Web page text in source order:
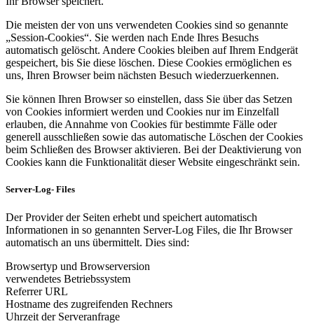
Die meisten der von uns verwendeten Cookies sind so genannte
„Session-Cookies“. Sie werden nach Ende Ihres Besuchs
automatisch gelöscht. Andere Cookies bleiben auf Ihrem Endgerät
gespeichert, bis Sie diese löschen. Diese Cookies ermöglichen es
uns, Ihren Browser beim nächsten Besuch wiederzuerkennen.
Sie können Ihren Browser so einstellen, dass Sie über das Setzen
von Cookies informiert werden und Cookies nur im Einzelfall
erlauben, die Annahme von Cookies für bestimmte Fälle oder
generell ausschließen sowie das automatische Löschen der Cookies
beim Schließen des Browser aktivieren. Bei der Deaktivierung von
Cookies kann die Funktionalität dieser Website eingeschränkt sein.
Server-Log- Files
Der Provider der Seiten erhebt und speichert automatisch
Informationen in so genannten Server-Log Files, die Ihr Browser
automatisch an uns übermittelt. Dies sind:
Browsertyp und Browserversion
verwendetes Betriebssystem
Referrer URL
Hostname des zugreifenden Rechners
Uhrzeit der Serveranfrage